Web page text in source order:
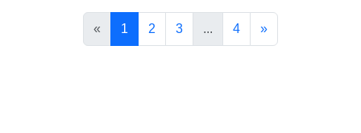
« 1 2 3 ... 4 »